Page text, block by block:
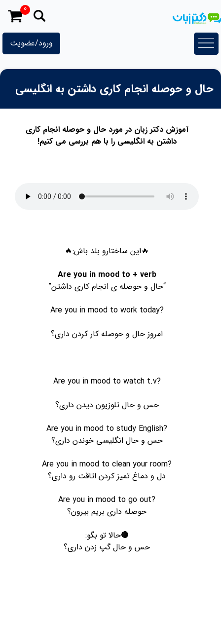
به
ورود/عضویت
0
حال و حوصله انجام کاری داشتن به انگلیسی
آموزش دکتر زبان در مورد حال و حوصله انجام کاری
داشتن به انگلیسی را با هم بررسی می کنیم!
🔥این ساختارو بلد باش:🔥
Are you in mood to + verb
“حال و حوصله ی انجام کاری داشتن”
Are you in mood to work today?
امروز حال و حوصله کار کردن داری؟
Are you in mood to watch t.v?
حس و حال تلوزیون دیدن داری؟
Are you in mood to study English?
حس و حال انگلیسی خوندن داری؟
Are you in mood to clean your room?
دل و دماغ تمیز کردن اتاقت رو داری؟
Are you in mood to go out?
حوصله داری بریم بیرون؟
🔴حالا تو بگو:
حس و حال گپ زدن داری؟